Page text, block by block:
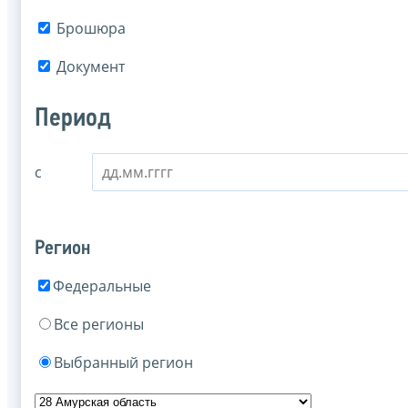
Брошюра
Документ
Период
с
Регион
Федеральные
Все регионы
Выбранный регион